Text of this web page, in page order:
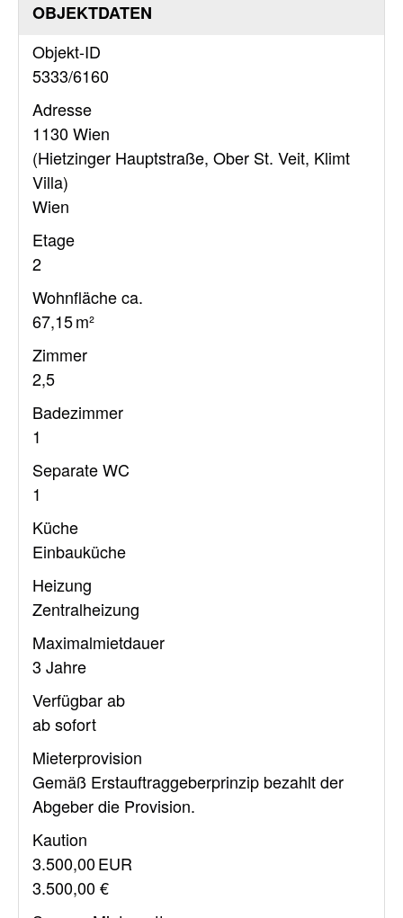
OBJEKTDATEN
Objekt-ID
5333/6160
Adresse
1130 Wien
(Hietzinger Hauptstraße, Ober St. Veit, Klimt
Villa)
Wien
Etage
2
Wohnfläche ca.
67,15 m²
Zimmer
2,5
Badezimmer
1
Separate WC
1
Küche
Einbauküche
Heizung
Zentralheizung
Maximalmietdauer
3 Jahre
Verfügbar ab
ab sofort
Mieter­provision
Gemäß Erstauftraggeberprinzip bezahlt der
Abgeber die Provision.
Kaution
3.500,00 EUR
3.500,00 €